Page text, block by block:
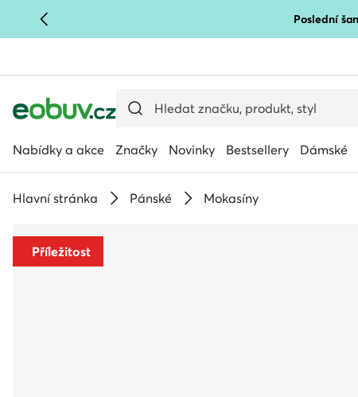
PŘEJÍT NA HLAVNÍ OBSAH Poslední
Nabídky a akce Značky Novinky Bestsellery Dámské
Hlavní stránka Pánské Mokasíny
Příležitost